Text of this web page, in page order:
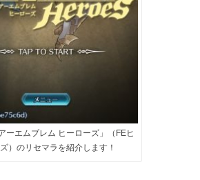
ーエムブレム ヒーローズ」（FEヒ
）のリセマラを紹介します！